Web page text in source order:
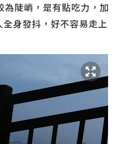
為陡峭，是有點吃力，加
身發抖，好不容易走上